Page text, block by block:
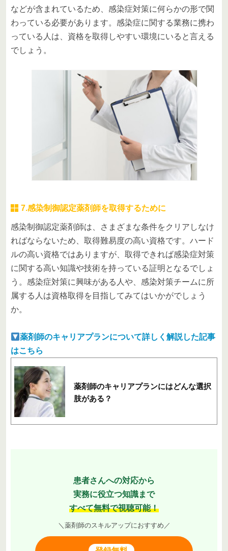
などが含まれているため、感染症対策に何らかの形で関
わっている必要があります。感染症に関する業務に携わ
っている人は、資格を取得しやすい環境にいると言える
でしょう。
7.感染制御認定薬剤師を取得するために
感染制御認定薬剤師は、さまざまな条件をクリアしなけ
ればならないため、取得難易度の高い資格です。ハード
ルの高い資格ではありますが、取得できれば感染症対策
に関する高い知識や技術を持っている証明となるでしょ
う。感染症対策に興味がある人や、感染対策チームに所
属する人は資格取得を目指してみてはいかがでしょう
か。
薬剤師のキャリアプランについて詳しく解説した記事
はこちら
薬剤師のキャリアプランにはどんな選択
肢がある？
患者さんへの対応から
実務に役立つ知識まで
すべて無料で視聴可能！
＼薬剤師のスキルアップにおすすめ／